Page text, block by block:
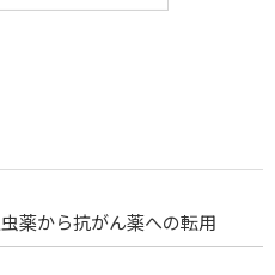
薬から抗がん薬への転用